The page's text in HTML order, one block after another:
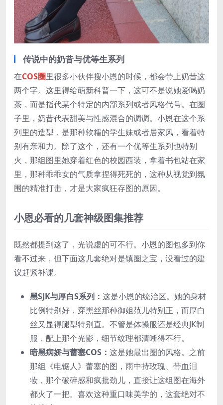
传说中的奶昔与优等生系列
在COS圈里很多小伙伴搜小恩的时候，都会带上奶昔这
两个字。这里得给萌新科普一下，这可不是说她爱喝奶
茶，而是指代某个特定的内部系列或者风格代号。在圈
子里，奶昔代表甜美与性感混合的调调。小恩在这个系
列里的造型，是那种软糯的学生妹或者居家风，看着特
别有亲和力。除了这个，还有一个优等生系列也特别
火，那组图里她穿着红色的校园西装，拿着书包站在家
里，那种乖乖女的气质拿捏得死死的，这种从视觉到氛
围的精准打击，才是大家疯狂存图的原因。
小恩必看的几套神级图集推荐
既然都提到这了，光说虚的可不行。小恩的图包多到你
看不过来，但下面这几套绝对是镇圈之宝，没看过的建
议赶紧补课。
黑SJK与厚白S系列： 这是小恩的统治区。她的身材
比例特别好，穿黑丝那种御姐范儿特别正，而厚白
丝又显得腿型特别直。不管是体操服还是经典JK制
服，配上那个光影，细节纹理都清晰得不行。
暗黑病娇与蕾塞COS： 这是她最出圈的风格。之前
那组《电锯人》蕾塞的图，雨中持玫瑰、带血泪
妆，那个破碎感和疯批劲儿，直接让这组图在海外
都火了一把。喜欢这种重口味美学的，这套绝对不